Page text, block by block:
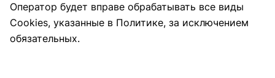
Оператор будет вправе обрабатывать все виды
Cookies, указанные в Политике, за исключением
обязательных.